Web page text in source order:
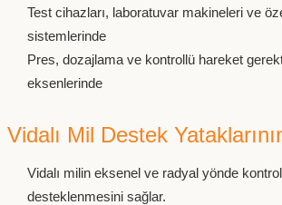
Test cihazları, laboratuvar makineleri ve
sistemlerinde
Pres, dozajlama ve kontrollü hareket
eksenlerinde
Vidalı Mil Destek
Vidalı milin eksenel ve radyal yönde
desteklenmesini sağlar.